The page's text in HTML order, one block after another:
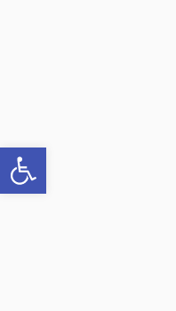
Abrir barra de herramientas